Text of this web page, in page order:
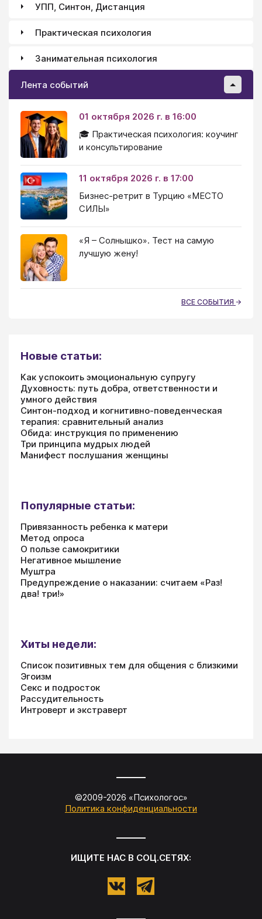
УПП, Синтон, Дистанция
Практическая психология
Занимательная психология
Лента событий
01 октября 2026 г. в 16:00
🎓 Практическая психология: коучинг
и консультирование
11 октября 2026 г. в 17:00
Бизнес-ретрит в Турцию «МЕСТО
СИЛЫ»
«Я – Солнышко». Тест на самую
лучшую жену!
ВСЕ СОБЫТИЯ
Новые статьи:
Как успокоить эмоциональную супругу
Духовность: путь добра, ответственности и
умного действия
Синтон-подход и когнитивно-поведенческая
терапия: сравнительный анализ
Обида: инструкция по применению
Три принципа мудрых людей
Манифест послушания женщины
Популярные статьи:
Привязанность ребенка к матери
Метод опроса
О пользе самокритики
Негативное мышление
Муштра
Предупреждение о наказании: считаем «Раз!
два! три!»
Хиты недели:
Список позитивных тем для общения с близкими
Эгоизм
Секс и подросток
Рассудительность
Интроверт и экстраверт
©2009-2026 «Психологос»
Политика конфиденциальности
ИЩИТЕ НАС В СОЦ.СЕТЯХ: